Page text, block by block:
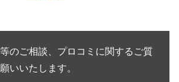
のご相談、プロコミに関するご質
いいたします。